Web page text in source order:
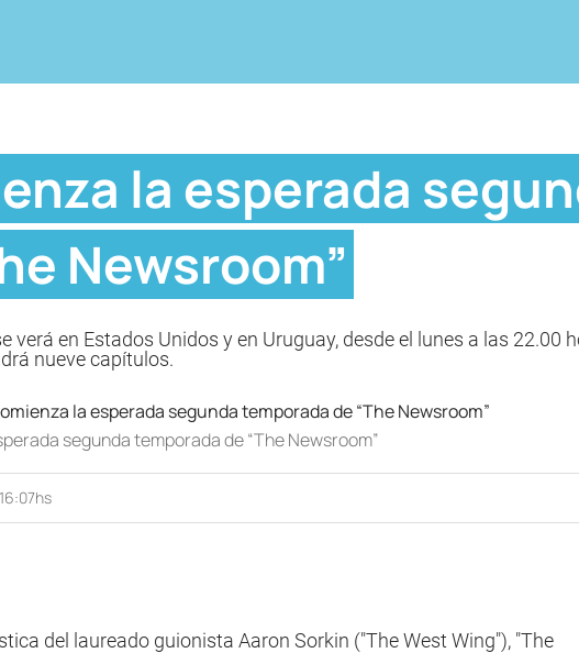
la esperada
Newsroom”
verá en Estados Unidos y en Uruguay, desde el lunes a las 22.00
nueve capítulos.
segunda temporada de “The Newsroom”
del laureado guionista Aaron Sorkin ("The West Wing"), "The